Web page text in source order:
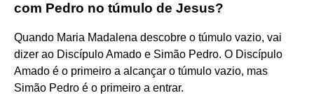
com Pedro no túmulo de Jesus?
Quando Maria Madalena descobre o túmulo vazio, vai
dizer ao Discípulo Amado e Simão Pedro. O Discípulo
Amado é o primeiro a alcançar o túmulo vazio, mas
Simão Pedro é o primeiro a entrar.